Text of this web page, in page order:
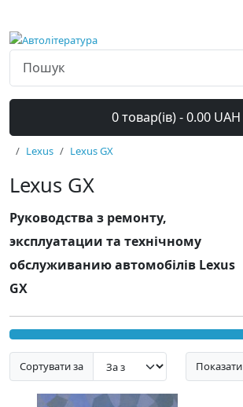
0 товар(ів) - 0.00 UAH
Lexus Lexus GX
Lexus GX
Руководства з ремонту,
эксплуатации та технічному
обслуживанию автомобілів Lexus
GX
Сортувати за Показати